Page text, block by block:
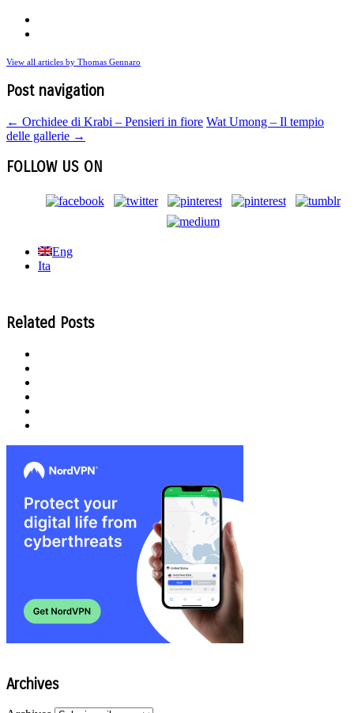
View all articles by Thomas Gennaro
Post navigation
← Orchidee di Krabi – Pensieri in fiore Wat Umong – Il tempio
delle gallerie →
FOLLOW US ON
Eng
Ita
Related Posts
Archives